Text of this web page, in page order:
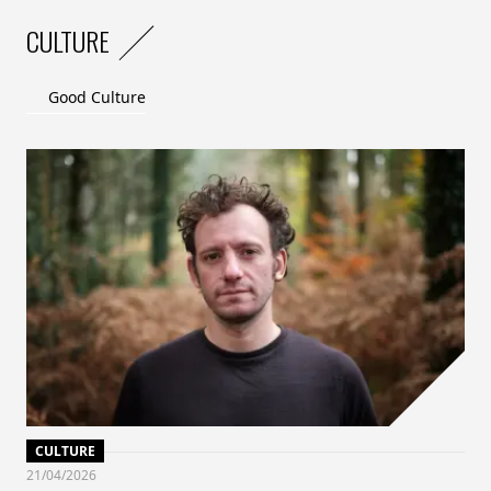
CULTURE
Good Culture
CULTURE
21/04/2026